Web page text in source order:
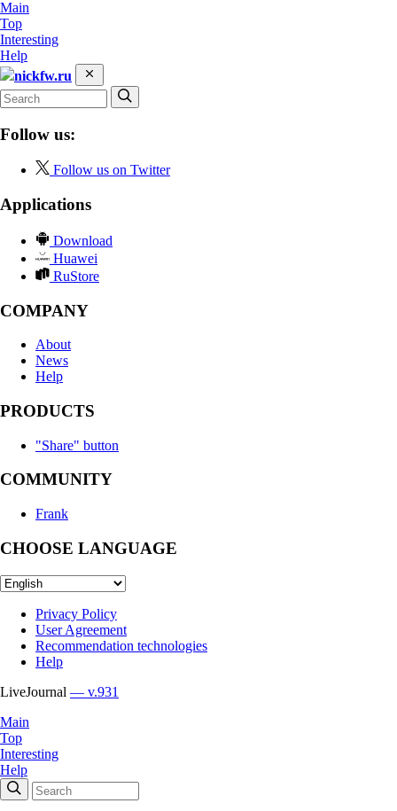
Main
Top
Interesting
Help
nickfw.ru
Follow us:
Follow us on Twitter
Applications
Download
Huawei
RuStore
COMPANY
About
News
Help
PRODUCTS
"Share" button
COMMUNITY
Frank
CHOOSE LANGUAGE
Privacy Policy
User Agreement
Recommendation technologies
Help
LiveJournal — v.931
Main
Top
Interesting
Help